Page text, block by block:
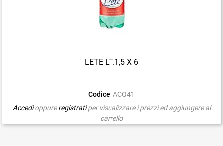
LETE LT.1,5 X 6
Codice: ACQ41
Accedioppureregistrati per visualizzare i prezzi ed aggiungere al
carrello